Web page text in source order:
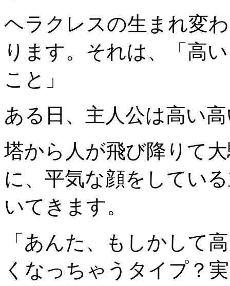
ヘラクレスの生まれ変
ります。それは、「高
こと」
ある日、主人公は高い
塔から人が飛び降りて
に、平気な顔をしてい
いてきます。
「あんた、もしかして
くなっちゃうタイプ？